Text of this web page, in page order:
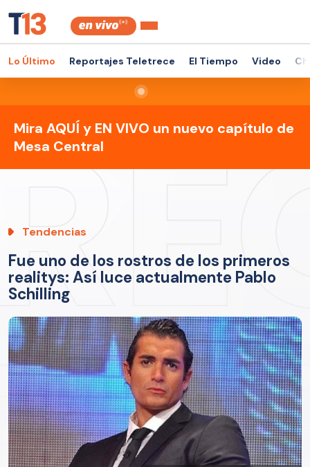
Lo Último Reportajes Teletrece El Tiempo Video
Mira AQUÍ y EN VIVO un nuevo capítulo de
Mesa Central
Tendencias
Fue uno de los rostros de los primeros
realitys: Así luce actualmente Pablo
Schilling